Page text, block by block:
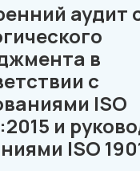
аудит
в
с
ISO
и
ISO